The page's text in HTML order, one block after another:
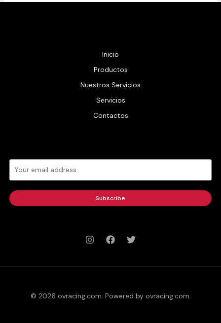
Inicio
Productos
Nuestros Servicios
Servicios
Contactos
Subscribe
© 2026 ovracing.com. Powered by ovracing.com.